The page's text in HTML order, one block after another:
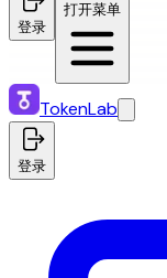
登录
打开菜单
TokenLab
登录